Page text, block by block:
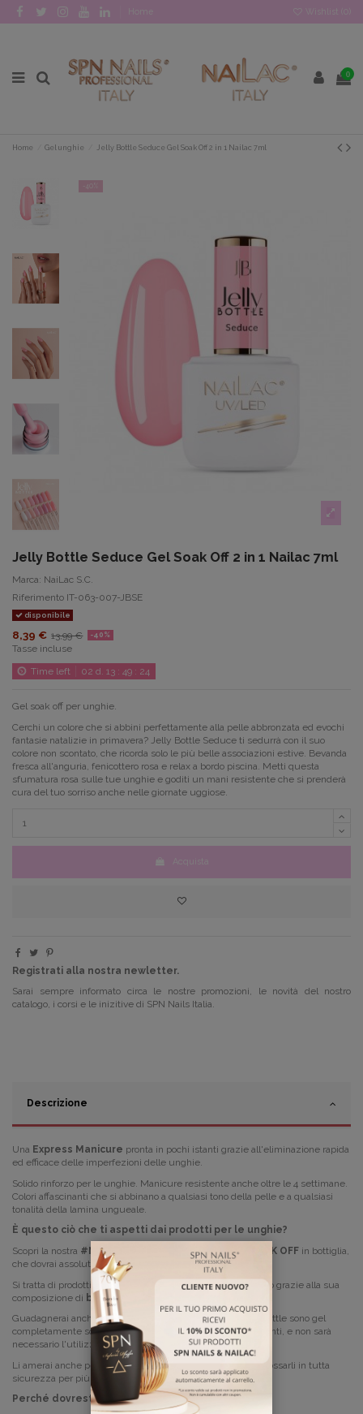
Home Wishlist (
0
Home Gel unghie Jelly Bottle Seduce Gel Soak Off 2 in 1 Nailac 7ml
-40%
Jelly Bottle Seduce Gel Soak Off 2 in 1 Nailac 7ml
Marca: NaiLac S.C.
Riferimento IT-063-007-JBSE
disponibile
8,39 € 13,99 € -40%
Tasse incluse
Time left
02 d. 13 :49 : 23
Gel soak off per unghie.
Cerchi un colore che si abbini perfettamente alla pelle abbronzata ed evochi
fantasie natalizie in primavera? Jelly Bottle Seduce ti sedurrà con il suo
colore non scontato, che ricorda solo le più belle associazioni estive. Bevanda
fresca all'anguria, fenicottero rosa e relax a bordo piscina. Metti questa
sfumatura rosa sulle tue unghie e goditi un mani resistente che si prenderà
cura del tuo sorriso anche nelle giornate uggiose.
Acquista
Registrati alla nostra newletter.
Sarai sempre informato circa le nostre promozioni, le novità del nostro
catalogo, i corsi e le inizitive di SPN Nails Italia.
Descrizione
Una Express Manicure pronta in pochi istanti grazie all'eliminazione rapida
ed efficace delle imperfezioni delle unghie.
Solido rinforzo per le unghie. Manicure resistente anche oltre le 4 settimane.
Colori affascinanti che si abbinano a qualsiasi tono della pelle e a qualsiasi
tonalità della lamina ungueale.
È questo ciò che ti aspetti dai prodotti per le unghie?
Scopri la nostra #NOVITÀ! Jelly Bottle, ovvero i gel SOAK OFF in bottiglia,
che dovrai assolutamente provare!
Si tratta di prodotti
2 in 1con i quali velocizzerai il tuo lavoro grazie alla sua
composizione di base e
Guadagnerai anche tempo durante la rimozione: le Jelly Bottle sono gel
completamente solubili, così come gli smalti semipermanenti, e non sarà
necessario l'utilizzo di una fresa.
Li amerai anche per la loro formula che ti permetterà di indossarli in tutta
sicurezza per più di 4 settimane!
Perché dovresti averli?